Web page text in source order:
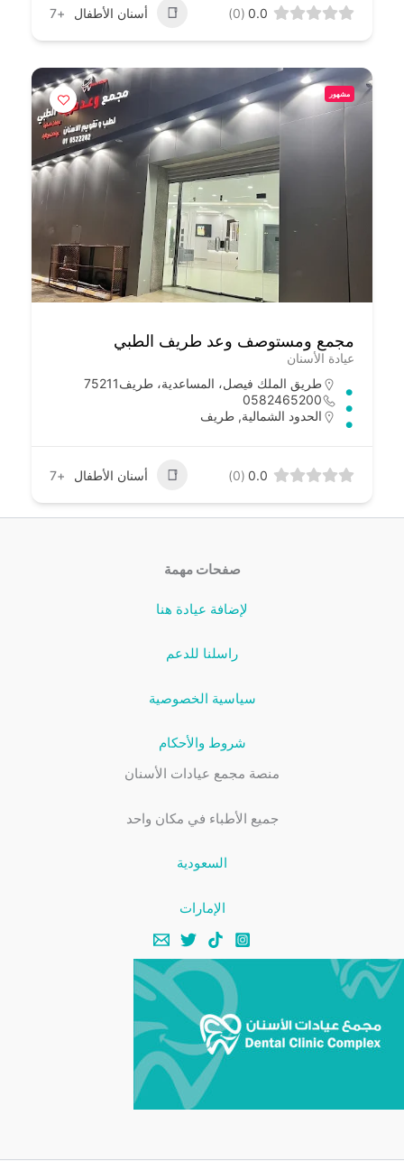
0.0
(0) أسنان الأطفال +7
مشهور
مجمع ومستوصف وعد طريف الطبي
عيادة الأسنان
طريق الملك فيصل، المساعدية، طريف‎ 75211
0582465200
الحدود الشمالية, طريف
0.0
(0) أسنان الأطفال +7
صفحات مهمة
لإضافة عيادة هنا
راسلنا للدعم
سياسية الخصوصية
شروط والأحكام
منصة مجمع عيادات الأسنان
جميع الأطباء في مكان واحد
السعودية
الإمارات